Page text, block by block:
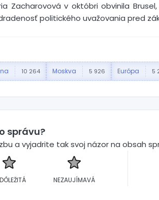
Zacharovová v októbri obvinila
politického uvažovania pred
10 264 Moskva 5 926 Európa 5
správu?
a vyjadrite tak svoj názor na obsah
NEZAUJÍMAVÁ